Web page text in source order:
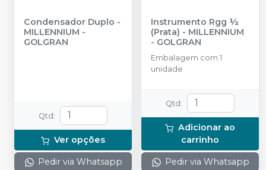
Condensador Duplo -
MILLENNIUM -
GOLGRAN
Qtd:
Ver opções
Pedir via Whatsapp
Instrumento Rgg ½
(Prata) - MILLENNIUM
- GOLGRAN
Embalagem com 1
unidade
Qtd:
Adicionar ao
carrinho
Pedir via Whatsapp